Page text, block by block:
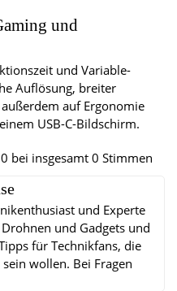
und
und Variable-
Auflösung, breiter
auf Ergonomie
USB-C-Bildschirm.
0 bei insgesamt0 Stimmen
und Experte
und Gadgets und
für Technikfans, die
wollen. Bei Fragen